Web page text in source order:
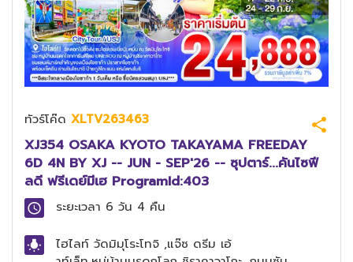
ทัวร์โค๊ด XLTV263463
XJ354 OSAKA KYOTO TAKAYAMA FREEDAY
6D 4N BY XJ -- JUN - SEP'26 -- ซุปตาร์...คันไซฟี
ลดี ฟรีเดย์มีเฮ ProgramId:403
ระยะเวลา 6 วัน 4 คืน
ไฮไลท์ วัดมิมุโระโทจิ ,แจ๊ซ ดรีม เอ้